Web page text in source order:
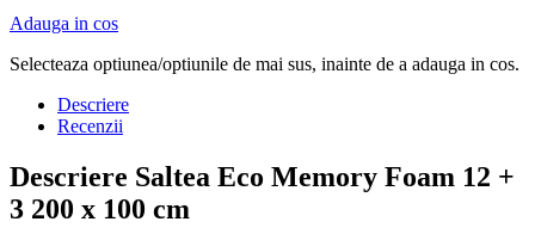
Adauga in cos
Selecteaza optiunea/optiunile de mai sus, inainte de a adauga in cos.
Descriere
Recenzii
Descriere Saltea Eco Memory Foam 12 +
3 200 x 100 cm